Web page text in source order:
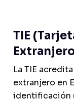
TIE
La TIE
extranjero en
identificación